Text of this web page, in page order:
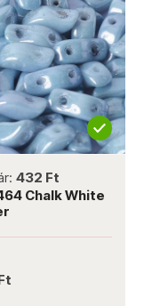
432 Ft
Chalk White